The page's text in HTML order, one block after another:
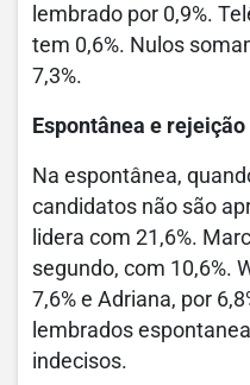
lembrado por 0,9%.
tem 0,6%. Nulos
7,3%.
Espontânea e rejeição
Na espontânea,
candidatos não são
lidera com 21,6%.
segundo, com 10,6%.
7,6% e Adriana, por
lembrados
indecisos.